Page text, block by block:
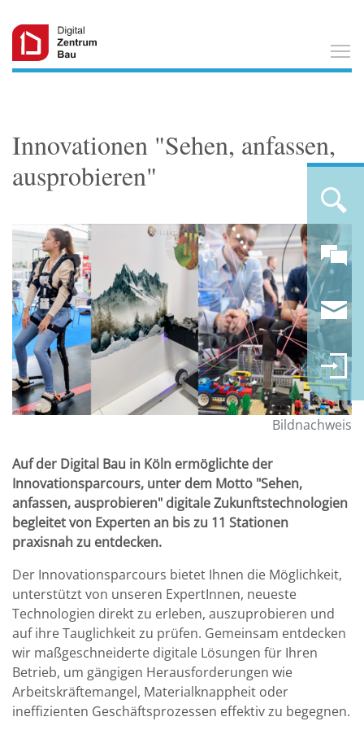
Innovationen "Sehen, anfassen,
ausprobieren"
Bildnachweis
Auf der Digital Bau in Köln ermöglichte der
Innovationsparcours, unter dem Motto "Sehen,
anfassen, ausprobieren" digitale Zukunftstechnologien
begleitet von Experten an bis zu 11 Stationen
praxisnah zu entdecken.
Der Innovationsparcours bietet Ihnen die Möglichkeit,
unterstützt von unseren ExpertInnen, neueste
Technologien direkt zu erleben, auszuprobieren und
auf ihre Tauglichkeit zu prüfen. Gemeinsam entdecken
wir maßgeschneiderte digitale Lösungen für Ihren
Betrieb, um gängigen Herausforderungen wie
Arbeitskräftemangel, Materialknappheit oder
ineffizienten Geschäftsprozessen effektiv zu begegnen.